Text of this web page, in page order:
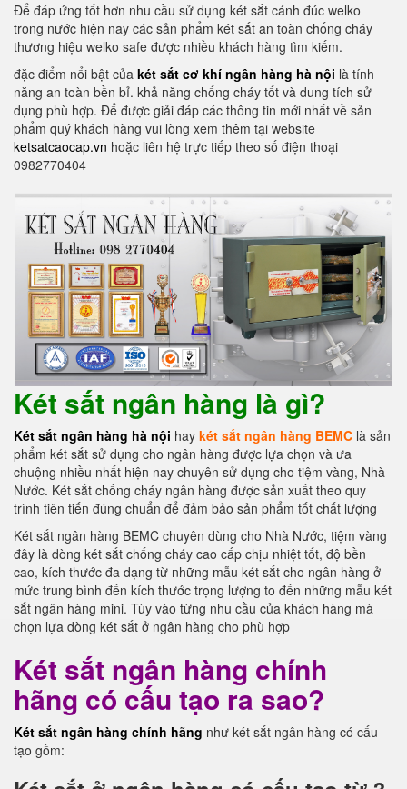
Để đáp ứng tốt hơn nhu cầu sử dụng két sắt cánh đúc welko
trong nước hiện nay các sản phẩm két sắt an toàn chống cháy
thương hiệu welko safe được nhiều khách hàng tìm kiếm.
đặc điểm nổi bật của két sắt cơ khí ngân hàng hà nội là tính
năng an toàn bền bỉ. khả năng chống cháy tốt và dung tích sử
dụng phù hợp. Để được giải đáp các thông tin mới nhất về sản
phẩm quý khách hàng vui lòng xem thêm tại website
ketsatcaocap.vn hoặc liên hệ trực tiếp theo số điện thoại
0982770404
Két sắt ngân hàng là gì?
Két sắt ngân hàng hà nội hay két sắt ngân hàng BEMC là sản
phẩm két sắt sử dụng cho ngân hàng được lựa chọn và ưa
chuộng nhiều nhất hiện nay chuyên sử dụng cho tiệm vàng, Nhà
Nước. Két sắt chống cháy ngân hàng được sản xuất theo quy
trình tiên tiến đúng chuẩn để đảm bảo sản phẩm tốt chất lượng
Két sắt ngân hàng BEMC chuyên dùng cho Nhà Nước, tiệm vàng
đây là dòng két sắt chống cháy cao cấp chịu nhiệt tốt, độ bền
cao, kích thước đa dạng từ những mẫu két sắt cho ngân hàng ở
mức trung bình đến kích thước trọng lượng to đến những mẫu két
sắt ngân hàng mini. Tùy vào từng nhu cầu của khách hàng mà
chọn lựa dòng két sắt ở ngân hàng cho phù hợp
Két sắt ngân hàng chính
hãng có cấu tạo ra sao?
Két sắt ngân hàng chính hãng như két sắt ngân hàng có cấu
tạo gồm: